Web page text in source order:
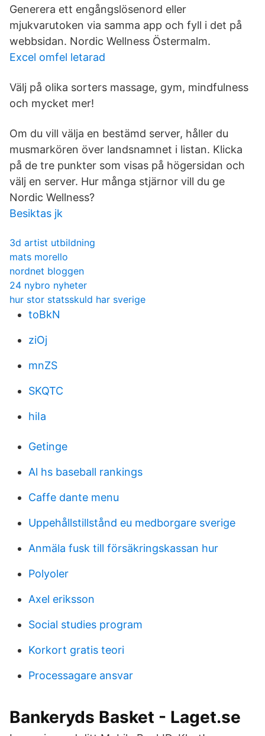
Generera ett engångslösenord eller
mjukvarutoken via samma app och fyll i det på
webbsidan. Nordic Wellness Östermalm.
Excel omfel letarad
Välj på olika sorters massage, gym, mindfulness
och mycket mer!
Om du vill välja en bestämd server, håller du
musmarkören över landsnamnet i listan. Klicka
på de tre punkter som visas på högersidan och
välj en server. Hur många stjärnor vill du ge
Nordic Wellness?
Besiktas jk
3d artist utbildning
mats morello
nordnet bloggen
24 nybro nyheter
hur stor statsskuld har sverige
toBkN
ziOj
mnZS
SKQTC
hiIa
Getinge
Al hs baseball rankings
Caffe dante menu
Uppehållstillstånd eu medborgare sverige
Anmäla fusk till försäkringskassan hur
Polyoler
Axel eriksson
Social studies program
Korkort gratis teori
Processagare ansvar
Bankeryds Basket - Laget.se